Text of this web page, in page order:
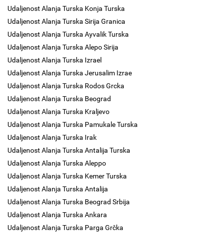
Udaljenost Alanja Turska Konja Turska
Udaljenost Alanja Turska Sirija Granica
Udaljenost Alanja Turska Ayvalik Turska
Udaljenost Alanja Turska Alepo Sirija
Udaljenost Alanja Turska Izrael
Udaljenost Alanja Turska Jerusalim Izrae
Udaljenost Alanja Turska Rodos Grcka
Udaljenost Alanja Turska Beograd
Udaljenost Alanja Turska Kraljevo
Udaljenost Alanja Turska Pamukale Turska
Udaljenost Alanja Turska Irak
Udaljenost Alanja Turska Antalija Turska
Udaljenost Alanja Turska Aleppo
Udaljenost Alanja Turska Kemer Turska
Udaljenost Alanja Turska Antalija
Udaljenost Alanja Turska Beograd Srbija
Udaljenost Alanja Turska Ankara
Udaljenost Alanja Turska Parga Grčka